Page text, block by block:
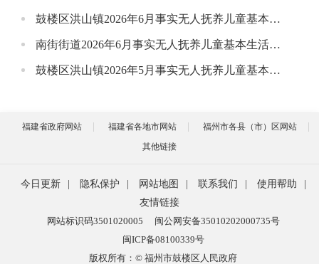
鼓楼区洪山镇2026年6月事实无人抚养儿童基本生活补贴报销表
南街街道2026年6月事实无人抚养儿童基本生活补贴公示
鼓楼区洪山镇2026年5月事实无人抚养儿童基本生活补贴报销表
福建省政府网站 福建省各地市网站
福州市各县（市）区网站
其他链接
今日更新 隐私保护 网站地图 联系我们 使用帮助
友情链接
网站标识码3501020005
闽公网安备35010202000735号
闽ICP备08100339号
版权所有：© 福州市鼓楼区人民政府